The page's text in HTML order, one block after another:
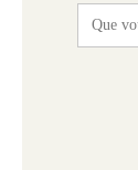
Search
for: